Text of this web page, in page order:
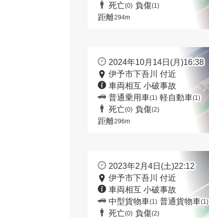
死亡(0) 負傷(1)
距離294m
2024年10月14日(月)16:38
伊予市下吾川 付近
車両相互 小破事故
普通乗用車(1) 軽自動車(1)
死亡(0) 負傷(2)
距離296m
2023年2月4日(土)22:12
伊予市下吾川 付近
車両相互 小破事故
中型貨物車(1) 普通貨物車(1)
死亡(0) 負傷(2)